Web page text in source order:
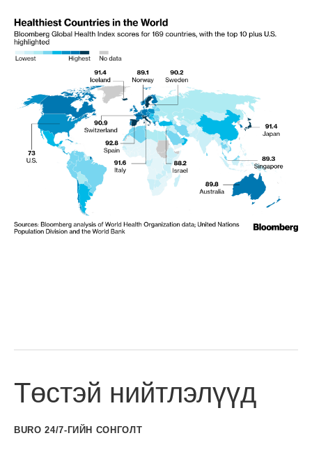
Төстэй нийтлэлүүд
BURO 24/7-ГИЙН СОНГОЛТ